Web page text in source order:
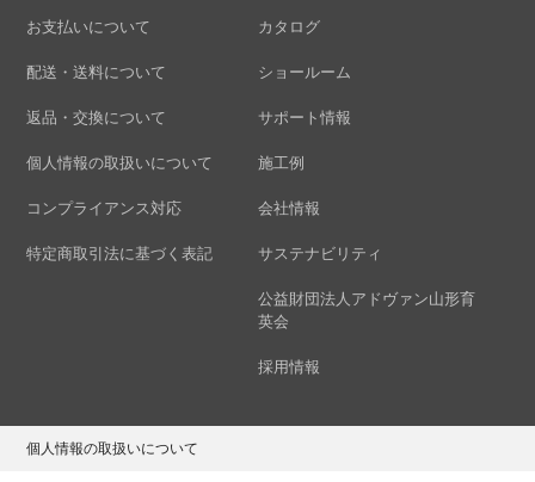
お支払いについて
配送・送料について
返品・交換について
個人情報の取扱いについて
コンプライアンス対応
特定商取引法に基づく表記
カタログ
ショールーム
サポート情報
施工例
会社情報
サステナビリティ
公益財団法人アドヴァン山形育
英会
採用情報
個人情報の取扱いについて